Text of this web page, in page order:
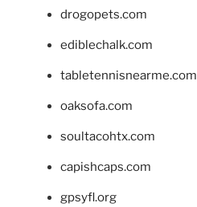
drogopets.com
ediblechalk.com
tabletennisnearme.com
oaksofa.com
soultacohtx.com
capishcaps.com
gpsyfl.org